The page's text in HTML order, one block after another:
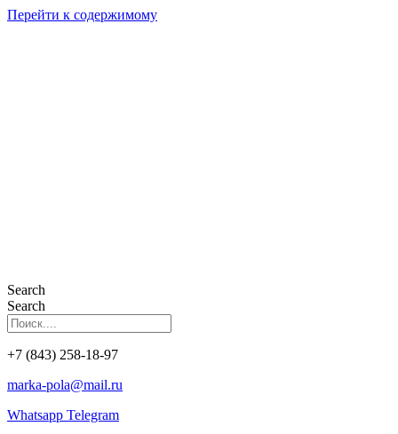
Перейти к содержимому
Search
Search
+7 (843) 258-18-97
marka-pola@mail.ru
Whatsapp Telegram